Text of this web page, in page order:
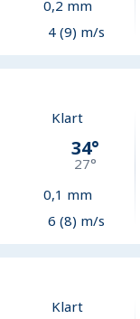
0,2 mm
4 (9) m/s
Klart
34°
27°
0,1 mm
6 (8) m/s
Klart